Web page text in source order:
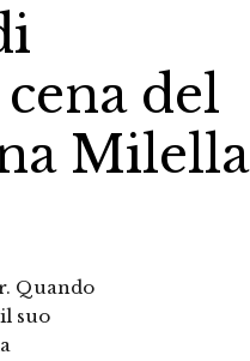
del
Milella
Quando
suo